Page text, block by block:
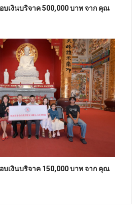
บเงินบริจาค 500,000 บาท จาก คุณ
บเงินบริจาค 150,000 บาท จาก คุณ